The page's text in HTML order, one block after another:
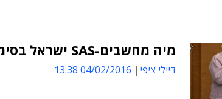
מיה מחשבים-SAS ישראל בסימן עלייה
דיילי ציפי 04/02/2016 13:38